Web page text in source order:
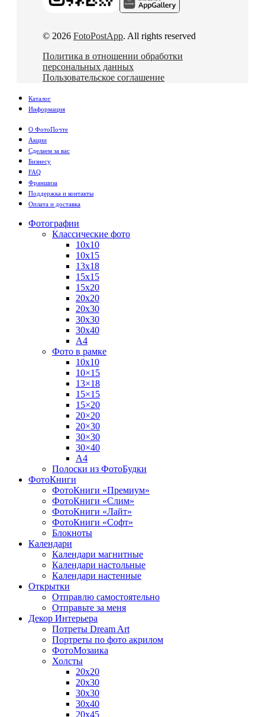
© 2026 FotoPostApp. All rights reserved
Политика в отношении обработки
персональных данных
Пользовательское соглашение
Каталог
Информация
О ФотоПочте
Акции
Сделаем за вас
Бизнесу
FAQ
Франшиза
Поддержка и контакты
Оплата и доставка
Фотографии
Классические фото
10х10
10х15
13х18
15х15
15х20
20х20
20х30
30х30
30х40
А4
Фото в рамке
10х10
10×15
13×18
15×15
15×20
20×20
20×30
30×30
30×40
A4
Полоски из ФотоБудки
ФотоКниги
ФотоКниги «Премиум»
ФотоКниги «Слим»
ФотоКниги «Лайт»
ФотоКниги «Софт»
Блокноты
Календари
Календари магнитные
Календари настольные
Календари настенные
Открытки
Отправлю самостоятельно
Отправьте за меня
Декор Интерьера
Потреты Dream Art
Портреты по фото акрилом
ФотоМозаика
Холсты
20х20
20х30
30х30
30х40
20х45